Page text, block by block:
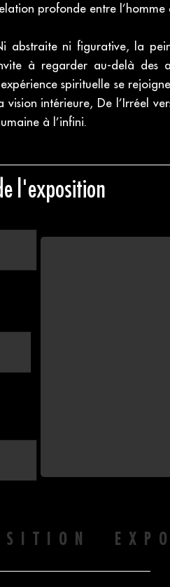
profonde entre l’homme
abstraite ni figurative, la
à regarder au-delà des
spirituelle se
vision intérieure, De l’Irréel
à l’infini.
l'exposition
Affiche de l’exposition